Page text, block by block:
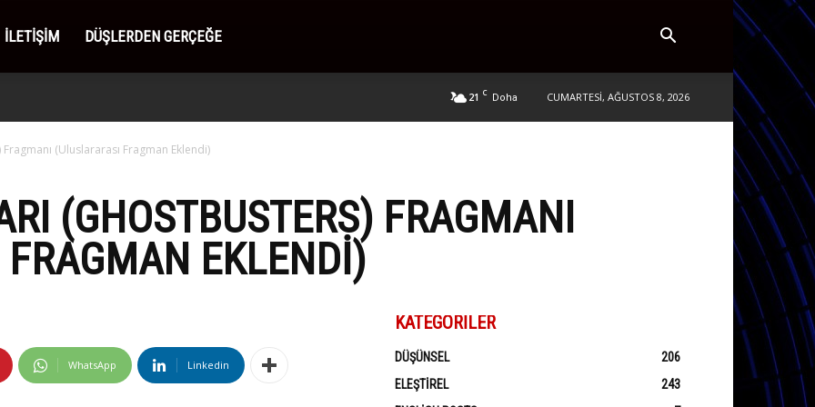
İLETIŞIM DÜŞLERDEN GERÇEĞE
21 C Doha CUMARTESI, AĞUSTOS 8, 2026
(Uluslararası Fragman Eklendi)
(GHOSTBUSTERS) FRAGMANI
EKLENDI)
WhatsApp Linkedin
KATEGORILER
DÜŞÜNSEL
206
ELEŞTIREL
243